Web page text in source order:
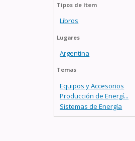
Tipos de ítem
Libros
Lugares
Argentina
Temas
Equipos y Accesorios
Producción de Energí...
Sistemas de Energía